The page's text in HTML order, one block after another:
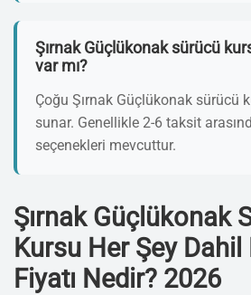
Şırnak Güçlükonak sürücü
var mı?
Çoğu Şırnak Güçlükonak sürücü
sunar. Genellikle 2-6 taksit
seçenekleri mevcuttur.
Şırnak Güçlükonak
Kursu Her Şey Dahil
Fiyatı Nedir? 2026